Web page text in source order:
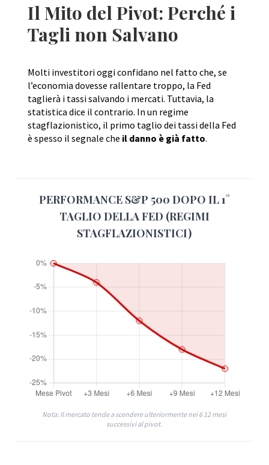
Il Mito del Pivot: Perché i
Tagli non Salvano
Molti investitori oggi confidano nel fatto che, se
l’economia dovesse rallentare troppo, la Fed
taglierà i tassi salvando i mercati. Tuttavia, la
statistica dice il contrario. In un regime
stagflazionistico, il primo taglio dei tassi della Fed
è spesso il segnale che il danno è già fatto.
PERFORMANCE S&P 500 DOPO IL 1°
TAGLIO DELLA FED (REGIMI
STAGFLAZIONISTICI)
Nota: Il mercato tende a scendere ulteriormente nei 6 12 mesi
successivi al pivot.